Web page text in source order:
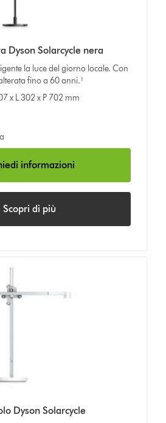
Dyson Solarcycle nera
la luce del giorno locale. Con
fino a 60 anni.¹
x L 302 x P 702 mm
informazioni
Scopri di più
Dyson Solarcycle